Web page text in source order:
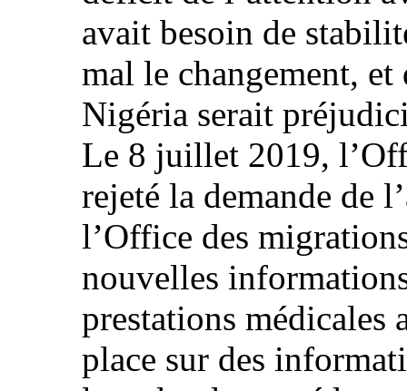
avait besoin de
mal le changement,
Nigéria serait
Le 8 juillet 2019,
rejeté la demande de
l’Office des
nouvelles
prestations médicales
place sur des